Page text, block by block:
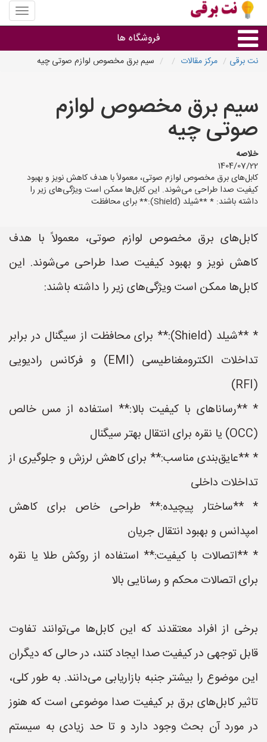
منوی
سایت
برقی
فروشگاه ها
سایر گروه ها
نت برقی مرکز مقالات سیم برق مخصوص لوازم صوتی چیه
سیم برق مخصوص لوازم
صوتی چیه
خلاصه
1404/07/22
کابل‌های برق مخصوص لوازم صوتی، معمولاً با هدف کاهش نویز و بهبود
کیفیت صدا طراحی می‌شوند. این کابل‌ها ممکن است ویژگی‌های زیر را
داشته باشند: * **شیلد (Shield):** برای محافظت
کابل‌های برق مخصوص لوازم صوتی، معمولاً با هدف
کاهش نویز و بهبود کیفیت صدا طراحی می‌شوند. این
کابل‌ها ممکن است ویژگی‌های زیر را داشته باشند:
* **شیلد (Shield):** برای محافظت از سیگنال در برابر
تداخلات الکترومغناطیسی (EMI) و فرکانس رادیویی
(RFI)
* **رساناهای با کیفیت بالا:** استفاده از مس خالص
(OCC) یا نقره برای انتقال بهتر سیگنال
* **عایق‌بندی مناسب:** برای کاهش لرزش و جلوگیری از
تداخلات داخلی
* **ساختار پیچیده:** طراحی خاص برای کاهش
امپدانس و بهبود انتقال جریان
* **اتصالات با کیفیت:** استفاده از روکش طلا یا نقره
برای اتصالات محکم و رسانایی بالا
برخی از افراد معتقدند که این کابل‌ها می‌توانند تفاوت
قابل توجهی در کیفیت صدا ایجاد کنند، در حالی که دیگران
این موضوع را بیشتر جنبه بازاریابی می‌دانند. به طور کلی،
تاثیر کابل‌های برق بر کیفیت صدا موضوعی است که هنوز
در مورد آن بحث وجود دارد و تا حد زیادی به سیستم